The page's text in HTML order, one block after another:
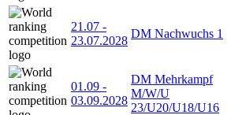
21.07 -
23.07.2028
DM Nachwuchs 1
01.09 -
03.09.2028
DM Mehrkampf
M/W/U
23/U20/U18/U16